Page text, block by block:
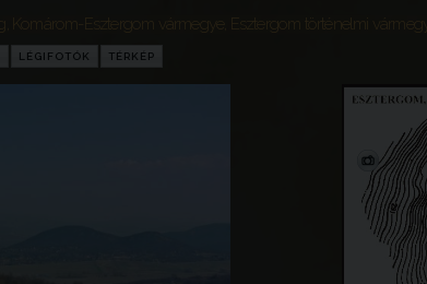
Komárom-Esztergom vármegye Esztergom történelmi
LÉGIFOTÓK TÉRKÉP